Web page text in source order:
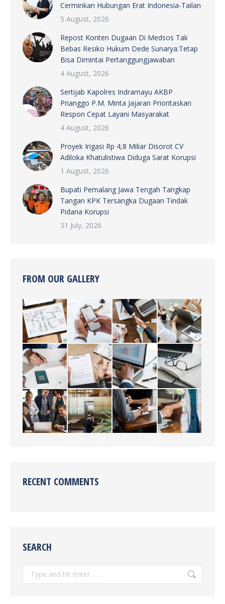
Cerminkan Hubungan Erat Indonesia-Tailan
5 August, 2026
Repost Konten Dugaan Di Medsos Tak
Bebas Resiko Hukum Dede Sunarya:Tetap
Bisa Dimintai Pertanggungjawaban
4 August, 2026
Sertijab Kapolres Indramayu AKBP
Prianggo P.M. Minta Jajaran Prioritaskan
Respon Cepat Layani Masyarakat
4 August, 2026
Proyek Irigasi Rp 4,8 Miliar Disorot CV
Adiloka Khatulistiwa Diduga Sarat Korupsi
1 August, 2026
Bupati Pemalang Jawa Tengah Tangkap
Tangan KPK Tersangka Dugaan Tindak
Pidana Korupsi
31 July, 2026
FROM OUR GALLERY
RECENT COMMENTS
SEARCH
Search: